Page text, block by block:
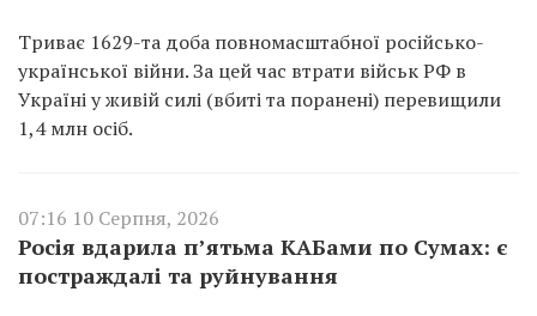
Триває 1629-та доба повномасштабної російсько-
української війни. За цей час втрати військ РФ в
Україні у живій силі (вбиті та поранені) перевищили
1,4 млн осіб.
07:16 10 Серпня, 2026
Росія вдарила п’ятьма КАБами по Сумах: є
постраждалі та руйнування